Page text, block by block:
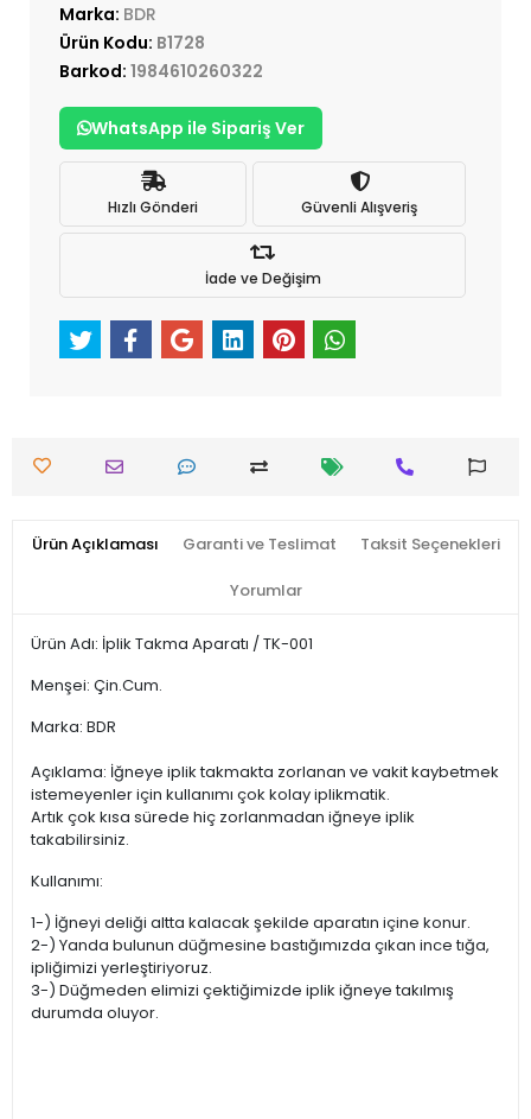
Marka: BDR
Ürün Kodu: B1728
Barkod: 1984610260322
WhatsApp ile Sipariş Ver
Hızlı Gönderi Güvenli Alışveriş
İade ve Değişim
Ürün Açıklaması Garanti ve Teslimat Taksit Seçenekleri
Yorumlar
Ürün Adı: İplik Takma Aparatı / TK-001
Menşei: Çin.Cum.
Marka: BDR
Açıklama: İğneye iplik takmakta zorlanan ve vakit kaybetmek
istemeyenler için kullanımı çok kolay iplikmatik.
Artık çok kısa sürede hiç zorlanmadan iğneye iplik
takabilirsiniz.
Kullanımı:
1-) İğneyi deliği altta kalacak şekilde aparatın içine konur.
2-) Yanda bulunun düğmesine bastığımızda çıkan ince tığa,
ipliğimizi yerleştiriyoruz.
3-) Düğmeden elimizi çektiğimizde iplik iğneye takılmış
durumda oluyor.